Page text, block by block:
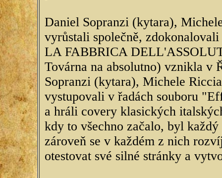
Daniel Sopranzi (kytara),
vyrůstali společně,
LA FABBRICA
Továrna na absolutno) vznikla v
Sopranzi (kytara), Michele
vystupovali v řadách souboru
a hráli covery klasických
kdy to všechno začalo, byl
zároveň se v každém z nich
otestovat své silné stránky a